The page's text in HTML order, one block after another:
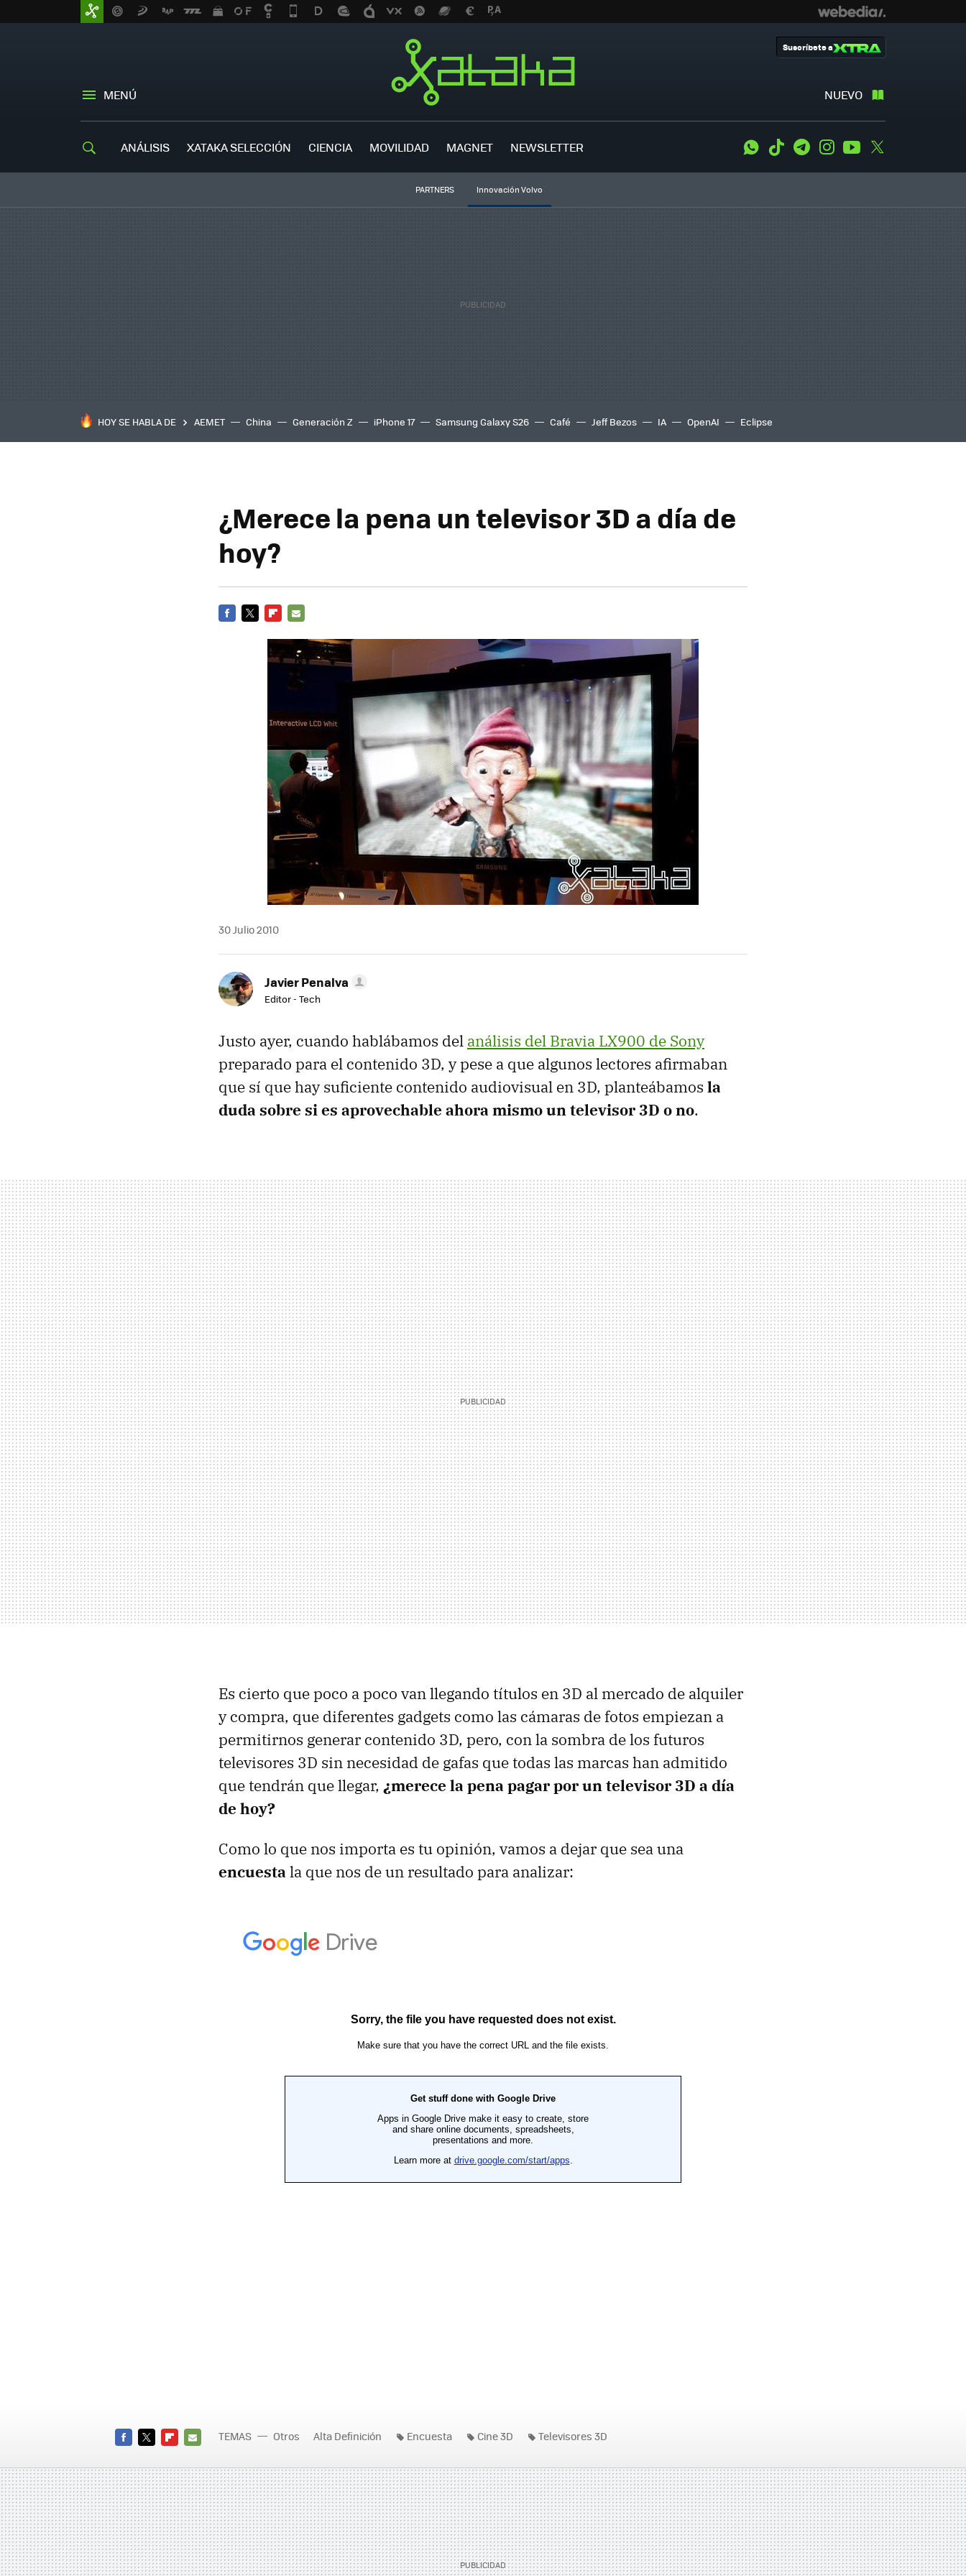
MENÚ NUEVO
Suscríbete a
ANÁLISIS XATAKA SELECCIÓN CIENCIA MOVILIDAD MAGNET NEWSLETTER WhatsApp
Tiktok TelegramInstagramYoutube
PARTNERS Innovación Volvo
HOY SE HABLA DE AEMET China Generación Z iPhone 17 Samsung Galaxy S26 Café Jeff Bezos IA OpenAI Eclipse
¿Merece la pena un televisor 3D a día de
hoy?
MAIL
30 Julio 2010
Javier Penalva
Editor - Tech
Justo ayer, cuando hablábamos del análisis del Bravia LX900 de Sony
preparado para el contenido 3D, y pese a que algunos lectores afirmaban
que sí que hay suficiente contenido audiovisual en 3D, planteábamos la
duda sobre si es aprovechable ahora mismo un televisor 3D o no.
Es cierto que poco a poco van llegando títulos en 3D al mercado de alquiler
y compra, que diferentes gadgets como las cámaras de fotos empiezan a
permitirnos generar contenido 3D, pero, con la sombra de los futuros
televisores 3D sin necesidad de gafas que todas las marcas han admitido
que tendrán que llegar, ¿merece la pena pagar por un televisor 3D a día
de hoy?
Como lo que nos importa es tu opinión, vamos a dejar que sea una
encuesta la que nos de un resultado para analizar:
MAIL
TEMAS Otros Alta Definición Encuesta Cine 3D Televisores 3D